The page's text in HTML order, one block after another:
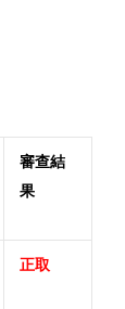
審查結
果
正取